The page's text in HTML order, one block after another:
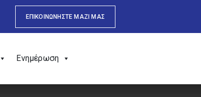
ΕΠΙΚΟΙΝΩΝΗΣΤΕ ΜΑΖΙ ΜΑΣ
Ενημέρωση